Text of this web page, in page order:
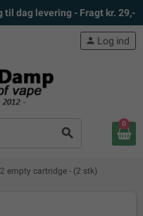
til dag levering - Fragt kr. 29,-
search
person Log ind
0
empty cartridge - (2 stk)